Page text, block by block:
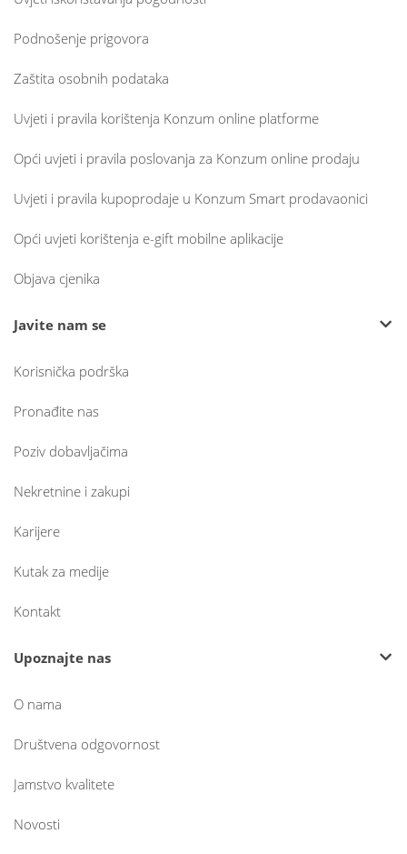
Podnošenje prigovora
Zaštita osobnih podataka
Uvjeti i pravila korištenja Konzum online platforme
Opći uvjeti i pravila poslovanja za Konzum online prodaju
Uvjeti i pravila kupoprodaje u Konzum Smart prodavaonici
Opći uvjeti korištenja e-gift mobilne aplikacije
Objava cjenika
Javite nam se
Korisnička podrška
Pronađite nas
Poziv dobavljačima
Nekretnine i zakupi
Karijere
Kutak za medije
Kontakt
Upoznajte nas
O nama
Društvena odgovornost
Jamstvo kvalitete
Novosti